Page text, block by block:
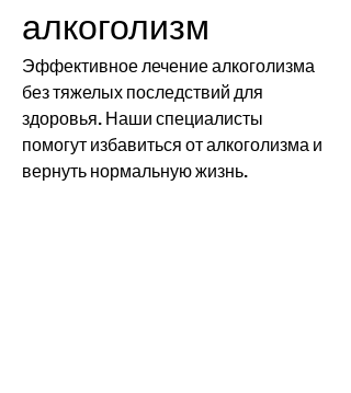
алкоголизм
Эффективное лечение алкоголизма
без тяжелых последствий для
здоровья. Наши специалисты
помогут избавиться от алкоголизма и
вернуть нормальную жизнь.